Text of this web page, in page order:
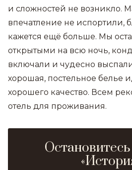
и сложностей не возникло.
впечатление не испортили,
кажется ещё больше. Мы
открытыми на всю ночь,
включали и чудесно
хорошая, постельное белье
хорошего качество. Всем
отель для проживания.